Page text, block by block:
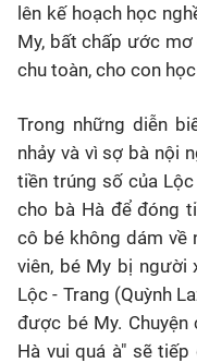
lên kế hoạch học
My, bất chấp ước
chu toàn, cho con
Trong những diễn
nhảy và vì sợ bà nội
tiền trúng số của
cho bà Hà để đóng
cô bé không dám về
viên, bé My bị người
Lộc - Trang (Quỳnh
được bé My. Chuyện
Hà vui quá à" sẽ